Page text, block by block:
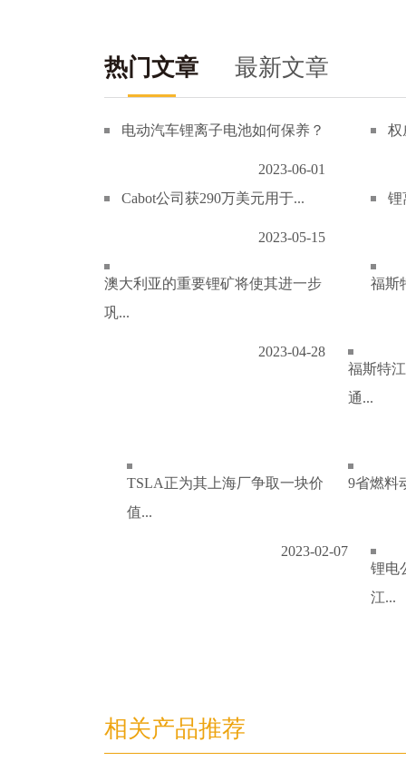
热门文章 最新文章
电动汽车锂离子电池如何保养？
2023-06-01
权
Cabot公司获290万美元用于...
2023-05-15
锂
澳大利亚的重要锂矿将使其进一步
巩...
2023-04-28
福斯
福斯特
通...
TSLA正为其上海厂争取一块价
值...
2023-02-07
9省燃料
锂电
江...
相关产品推荐